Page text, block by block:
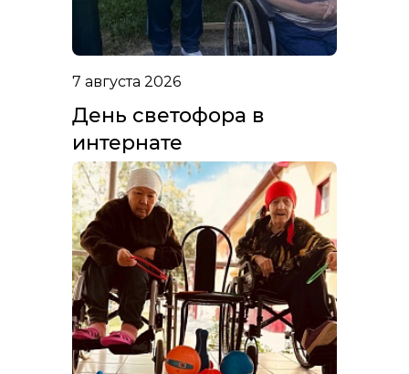
7 августа 2026
День светофора в
интернате